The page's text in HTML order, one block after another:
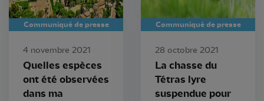
Communiqué de presse
4 novembre 2021
Quelles espèces
ont été observées
dans ma
Communiqué de presse
28 octobre 2021
La chasse du
Tétras lyre
suspendue pour